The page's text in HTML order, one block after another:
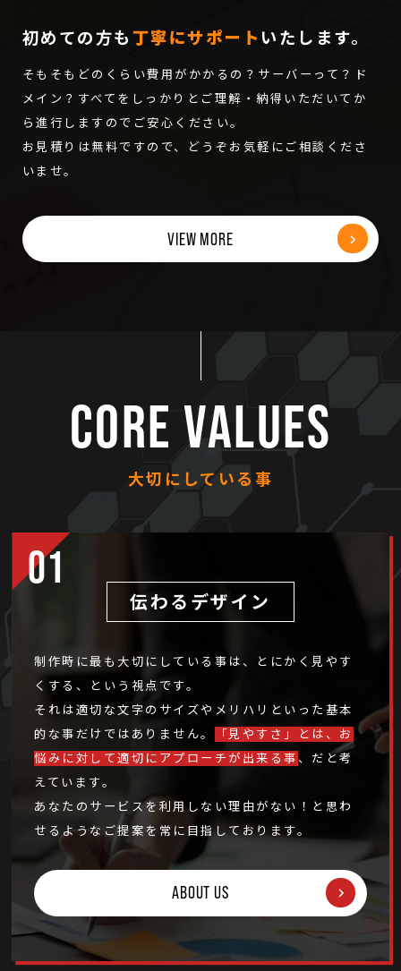
初めての方も丁寧にサポートいたします。
そもそもどのくらい費用がかかるの？サーバーって？ド
メイン？すべてをしっかりとご理解・納得いただいてか
ら進行しますのでご安心ください。
お見積りは無料ですので、どうぞお気軽にご相談くださ
いませ。
VIEW MORE
CORE VALUES
大切にしている事
伝わるデザイン
制作時に最も大切にしている事は、とにかく見やす
くする、という視点です。
それは適切な文字のサイズやメリハリといった基本
的な事だけではありません。
「見やすさ」とは、お
悩みに対して適切にアプローチが出来る事、だと考
えています。
あなたのサービスを利用しない理由がない！と思わ
せるようなご提案を常に目指しております。
ABOUT US